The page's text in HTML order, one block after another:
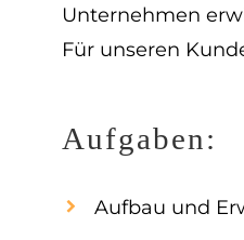
Unternehmen
Für unseren
Aufgaben:
Aufbau und